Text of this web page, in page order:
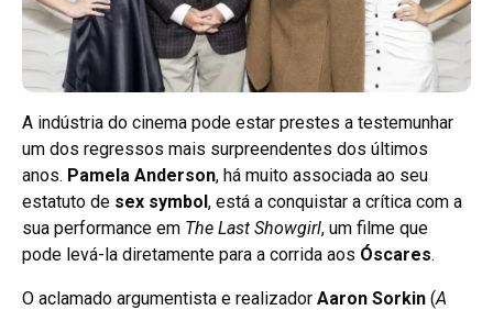
A indústria do cinema pode estar prestes a testemunhar
um dos regressos mais surpreendentes dos últimos
anos. Pamela Anderson, há muito associada ao seu
estatuto de sex symbol, está a conquistar a crítica com a
sua performance em The Last Showgirl, um filme que
pode levá-la diretamente para a corrida aos Óscares.
O aclamado argumentista e realizador Aaron Sorkin (A